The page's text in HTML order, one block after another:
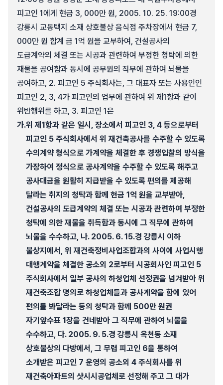
피고인 1에게 현금 3, 000만 원, 2005. 10. 25. 19:00경
강릉시 교동택지 소재 상호불상 음식점 주차장에서 현금 7,
000만 원 합계 금 1억 원을 교부하여, 건설공사의
도급계약의 체결 또는 시공과 관련하여 부정한 청탁에 의한
재물을 공여함과 동시에 공무원의 직무에 관하여 뇌물을
공여하고, 2. 피고인 5 주식회사는, 그 대표자 또는 사용인인
피고인 2, 3, 4가 피고인의 업무에 관하여 위 제1항과 같이
위반행위를 하고, 3. 피고인 1은
가.위 제1항과 같은 일시, 장소에서 피고인 3, 4 등으로부터
피고인 5 주식회사에서 위 재건축공사를 수주할 수 있도록
수의계약 형식으로 가계약을 체결한 후 경쟁입찰의 방식을
가장하여 정식으로 공사계약을 수주할 수 있도록 해주고
공사대금을 원활히 지급받을 수 있도록 편의를 제공해
달라는 취지의 청탁과 함께 현금 1억 원을 교부받아,
건설공사의 도급계약의 체결 또는 시공과 관련하여 부정한
청탁에 의한 재물을 취득함과 동시에 그 직무에 관하여
뇌물을 수수하고, 나. 2005. 6. 15.경 강릉시 이하
불상지에서, 위 재건축정비사업조합과의 사이에 사업시행
대행계약을 체결한 공소외 2로부터 시공회사인 피고인 5
주식회사에서 일부 공사의 하청업체 선정권을 넘겨받아 위
재건축조합 명의로 하청업체들과 공사계약을 함에 있어
편의를 봐달라는 등의 청탁과 함께 500만 원권
자기앞수표 1장을 건네받아 그 직무에 관하여 뇌물을
수수하고, 다. 2005. 9. 5.경 강릉시 옥천동 소재
상호불상의 다방에서, 그 무렵 피고인 6을 통하여
소개받은 피고인 7 운영의 공소외 4 주식회사를 위
재건축아파트의 샷시시공업체로 선정해 주고 그 대가